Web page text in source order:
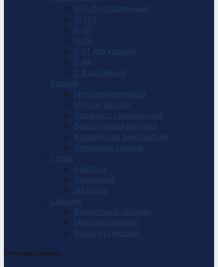
МП-20 кровельный
Н-114
Н-60
Н-75
С-21 для кровли
С-44
С-8 заборный
Кровля
Металлочерепица
Мягкая кровля
Профлист кровельный
Водосточная система
Кровельная вентиляция
Элементы кровли
Сетка
Рабитца
Кладочная
3D сетка
Сайдинг
Виниловый сайдинг
Металлосайдинг
Комплектующие
Оптовый прайс